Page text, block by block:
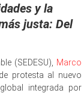
y la
justa: Del
(SEDESU), Marco
protesta al nuevo
integrada por